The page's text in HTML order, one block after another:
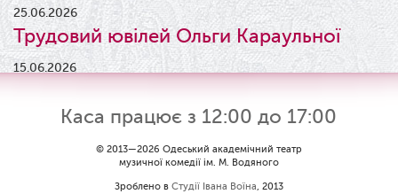
25.06.2026
Трудовий ювілей Ольги Караульної
15.06.2026
Результати конкурсу
09.06.2026
Вітаємо Ірину Візіренко з
народженням дівчинки!
Каса працює з 12:00 до 17:00
© 2013—2026 Одеський академічний театр
музичної комедії ім. М. Водяного
Зроблено в Студії Івана Воїна, 2013